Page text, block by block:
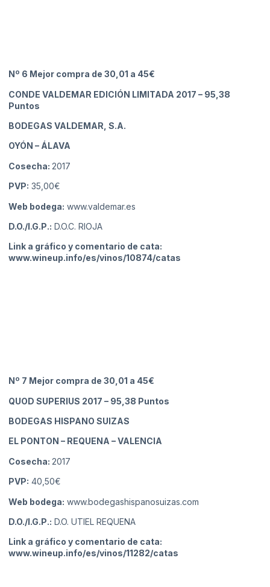
Nº 6 Mejor compra de 30,01 a 45€
CONDE VALDEMAR EDICIÓN LIMITADA 2017 – 95,38
Puntos
BODEGAS VALDEMAR, S.A.
OYÓN – ÁLAVA
Cosecha: 2017
PVP: 35,00€
Web bodega: www.valdemar.es
D.O./I.G.P.: D.O.C. RIOJA
Link a gráfico y comentario de cata:
www.wineup.info/es/vinos/10874/catas
Nº 7 Mejor compra de 30,01 a 45€
QUOD SUPERIUS 2017 – 95,38 Puntos
BODEGAS HISPANO SUIZAS
EL PONTON – REQUENA – VALENCIA
Cosecha: 2017
PVP: 40,50€
Web bodega: www.bodegashispanosuizas.com
D.O./I.G.P.: D.O. UTIEL REQUENA
Link a gráfico y comentario de cata:
www.wineup.info/es/vinos/11282/catas